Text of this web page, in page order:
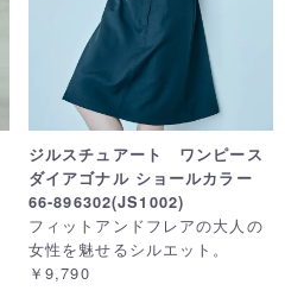
ジルスチュアート ワンピース
ダイアゴナル ショールカラー
66-896302(JS1002)
フィットアンドフレアの大人の
女性を魅せるシルエット。
￥9,790